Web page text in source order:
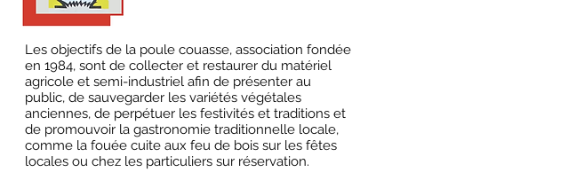
Les objectifs de la poule couasse, association fondée
en 1984, sont de collecter et restaurer du matériel
agricole et semi-industriel afin de présenter au
public, de sauvegarder les variétés végétales
anciennes, de perpétuer les festivités et traditions et
de promouvoir la gastronomie traditionnelle locale,
comme la fouée cuite aux feu de bois sur les fêtes
locales ou chez les particuliers sur réservation.